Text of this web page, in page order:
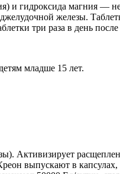
и гидроксида магния —
железы.
три раза в день
младше 15 лет.
Активизирует
выпускают в